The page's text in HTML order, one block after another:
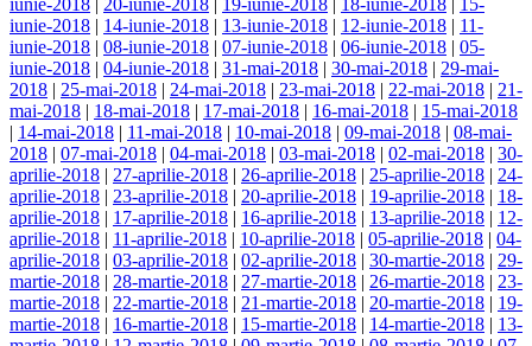
iunie-2018 | 20-iunie-2018 | 19-iunie-2018 | 18-iunie-2018 | 15-
iunie-2018 | 14-iunie-2018 | 13-iunie-2018 | 12-iunie-2018 | 11-
iunie-2018 | 08-iunie-2018 | 07-iunie-2018 | 06-iunie-2018 | 05-
iunie-2018 | 04-iunie-2018 | 31-mai-2018 | 30-mai-2018 | 29-mai-
2018 | 25-mai-2018 | 24-mai-2018 | 23-mai-2018 | 22-mai-2018 | 21-
mai-2018 | 18-mai-2018 | 17-mai-2018 | 16-mai-2018 | 15-mai-2018
| 14-mai-2018 | 11-mai-2018 | 10-mai-2018 | 09-mai-2018 | 08-mai-
2018 | 07-mai-2018 | 04-mai-2018 | 03-mai-2018 | 02-mai-2018 | 30-
aprilie-2018 | 27-aprilie-2018 | 26-aprilie-2018 | 25-aprilie-2018 | 24-
aprilie-2018 | 23-aprilie-2018 | 20-aprilie-2018 | 19-aprilie-2018 | 18-
aprilie-2018 | 17-aprilie-2018 | 16-aprilie-2018 | 13-aprilie-2018 | 12-
aprilie-2018 | 11-aprilie-2018 | 10-aprilie-2018 | 05-aprilie-2018 | 04-
aprilie-2018 | 03-aprilie-2018 | 02-aprilie-2018 | 30-martie-2018 | 29-
martie-2018 | 28-martie-2018 | 27-martie-2018 | 26-martie-2018 | 23-
martie-2018 | 22-martie-2018 | 21-martie-2018 | 20-martie-2018 | 19-
martie-2018 | 16-martie-2018 | 15-martie-2018 | 14-martie-2018 | 13-